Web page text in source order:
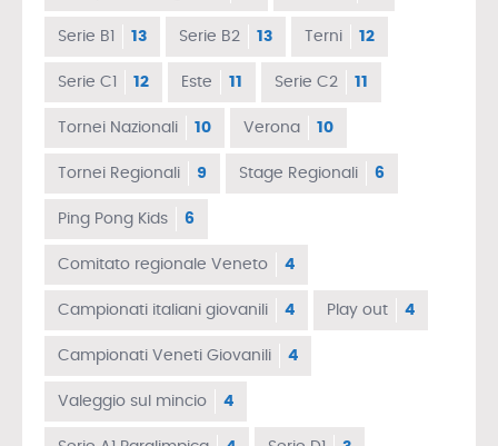
Serie B1 13 Serie B2 13 Terni 12
Serie C1 12 Este 11 Serie C2 11
Tornei Nazionali 10 Verona 10
Tornei Regionali 9 Stage Regionali 6
Ping Pong Kids 6
Comitato regionale Veneto 4
Campionati italiani giovanili 4 Play out 4
Campionati Veneti Giovanili 4
Valeggio sul mincio 4